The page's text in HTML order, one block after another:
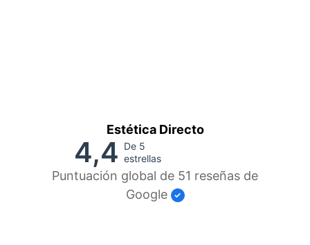
Estética Directo
4,4 De 5
estrellas
Puntuación global de 51 reseñas de
Google